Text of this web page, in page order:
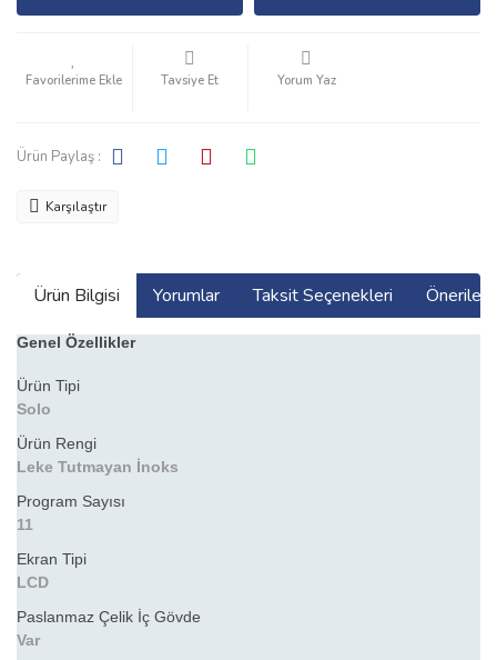
Tavsiye Et Yorum Yaz
Ürün Paylaş :
Karşılaştır
Ürün Bilgisi Yorumlar Taksit Seçenekleri
Genel Özellikler
Ürün Tipi
Solo
Ürün Rengi
Leke Tutmayan İnoks
Program Sayısı
11
Ekran Tipi
LCD
Paslanmaz Çelik İç Gövde
Var